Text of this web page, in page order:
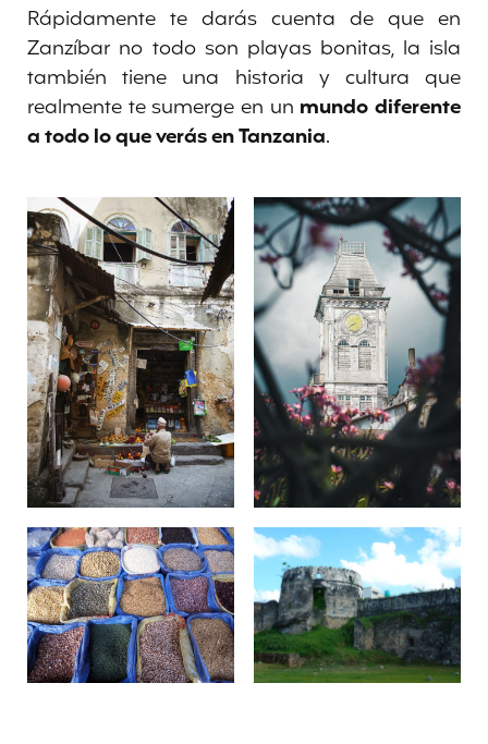
Rápidamente te darás cuenta de que en
Zanzíbar no todo son playas bonitas, la isla
también tiene una historia y cultura que
realmente te sumerge en un mundo diferente
a todo lo que verás en Tanzania.